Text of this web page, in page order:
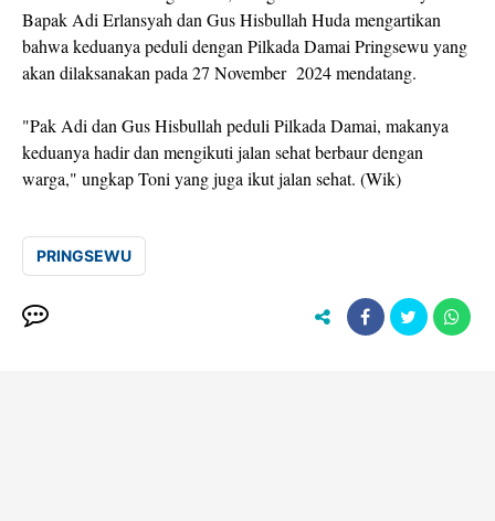
Bapak Adi Erlansyah dan Gus Hisbullah Huda mengartikan
bahwa keduanya peduli dengan Pilkada Damai Pringsewu yang
akan dilaksanakan pada 27 November 2024 mendatang.
"Pak Adi dan Gus Hisbullah peduli Pilkada Damai, makanya
keduanya hadir dan mengikuti jalan sehat berbaur dengan
warga," ungkap Toni yang juga ikut jalan sehat. (Wik)
PRINGSEWU